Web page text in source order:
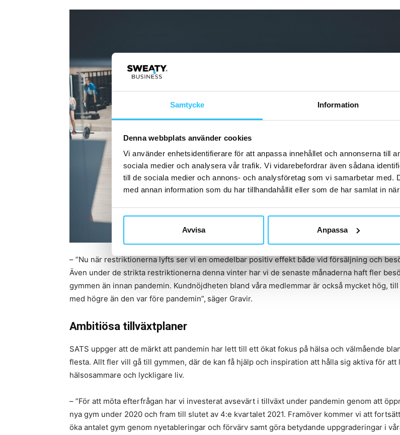
Samtycke Information
Denna webbplats använder cookies
Vi använder enhetsidentifierare för att anpassa innehållet och annonserna till
sociala medier och analysera vår trafik. Vi vidarebefordrar även sådana
till de sociala medier och annons- och analysföretag som vi samarbetar med.
med annan information som du har tillhandahållit eller som de har samlat in
Avvisa Anpassa
– ”Nu när restriktionerna lyfts ser vi en omedelbar positiv effekt både vid försäljning och
Även under de strikta restriktionerna denna vinter har vi de senaste månaderna haft fler
gymmen än innan pandemin. Kundnöjdheten bland våra medlemmar är också mycket hög, till
med högre än den var före pandemin”, säger Gravir.
Ambitiösa tillväxtplaner
SATS uppger att de märkt att pandemin har lett till ett ökat fokus på hälsa och välmående
flesta. Allt fler vill gå till gymmen, där de kan få hjälp och inspiration att hålla sig aktiva för att
hälsosammare och lyckligare liv.
– ”För att möta efterfrågan har vi investerat avsevärt i tillväxt under pandemin genom att
nya gym under 2020 och fram till slutet av 4:e kvartalet 2021. Framöver kommer vi att
öka antalet gym genom nyetableringar och förvärv samt göra betydande uppgraderingar i